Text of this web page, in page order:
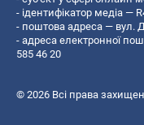
- ідентифікатор медіа —
- поштова адреса — вул.
- адреса електронної
585 46 20
© 2026 Всі права